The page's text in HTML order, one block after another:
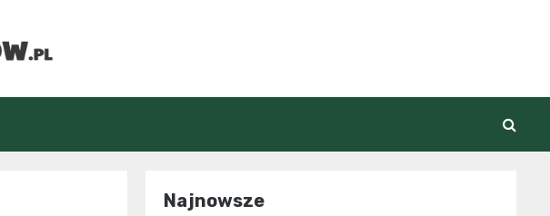
Najnowsze